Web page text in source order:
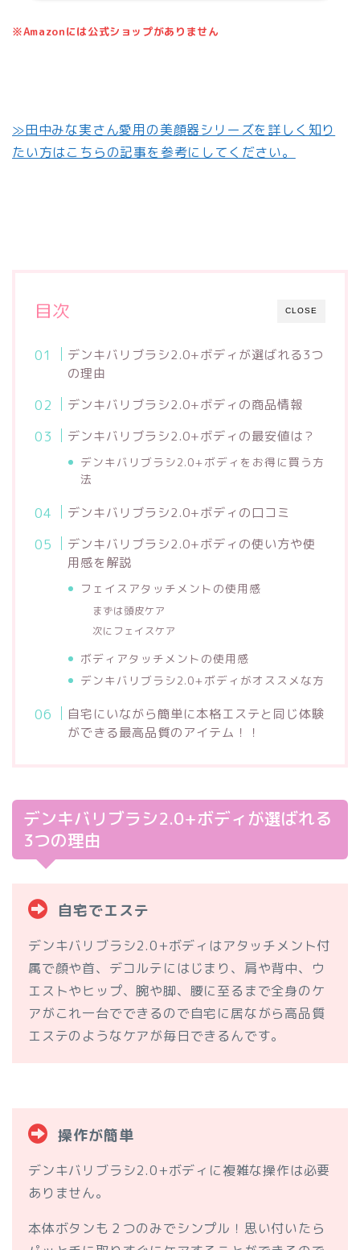
※Amazonには公式ショップがありません
≫田中みな実さん愛用の美顔器シリーズを詳しく知り
たい方はこちらの記事を参考にしてください。
CLOSE
目次
デンキバリブラシ2.0+ボディが選ばれる3つ
の理由
デンキバリブラシ2.0+ボディの商品情報
デンキバリブラシ2.0+ボディの最安値は？
デンキバリブラシ2.0+ボディをお得に買う方
法
デンキバリブラシ2.0+ボディの口コミ
デンキバリブラシ2.0+ボディの使い方や使
用感を解説
フェイスアタッチメントの使用感
まずは頭皮ケア
次にフェイスケア
ボディアタッチメントの使用感
デンキバリブラシ2.0+ボディがオススメな方
自宅にいながら簡単に本格エステと同じ体験
ができる最高品質のアイテム！！
デンキバリブラシ2.0+ボディが選ばれる
3つの理由
自宅でエステ
デンキバリブラシ2.0+ボディはアタッチメント付
属で顔や首、デコルテにはじまり、肩や背中、ウ
エストやヒップ、腕や脚、腰に至るまで全身のケ
アがこれ一台でできるので自宅に居ながら高品質
エステのようなケアが毎日できるんです。
操作が簡単
デンキバリブラシ2.0+ボディに複雑な操作は必要
ありません。
本体ボタンも２つのみでシンプル！思い付いたら